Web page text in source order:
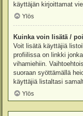
käyttäjän kirjoittamat
Ylös
Kuinka voin lisätä /
Voit lisätä käyttäjiä
profiilissa on linkki
vihamiehiin.
suoraan syöttämällä
käyttäjiä listaltasi
Ylös